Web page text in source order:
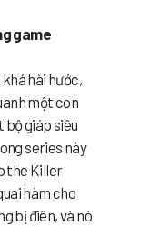
game
hài hước,
một con
giáp siêu
series này
the Killer
hàm cho
bị điên, và nó